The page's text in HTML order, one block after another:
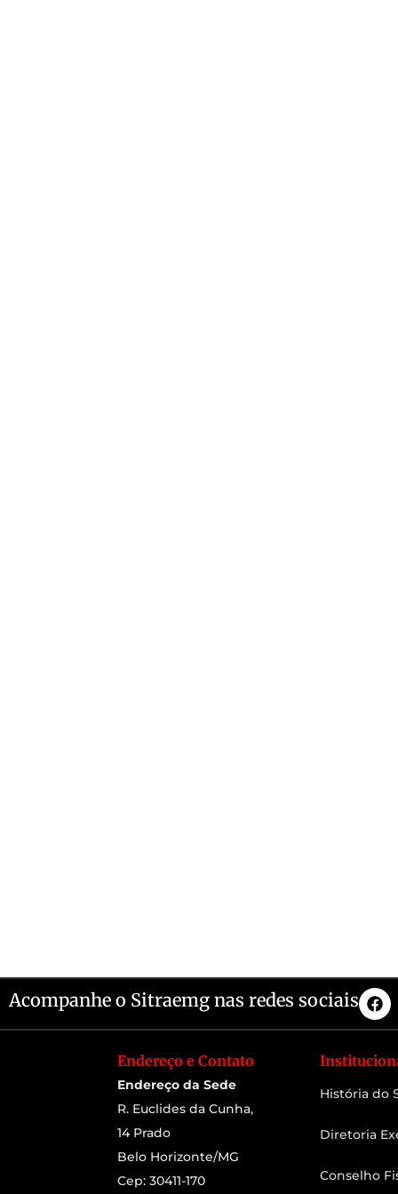
Acompanhe o Sitraemg nas redes sociais
Endereço e Contato
Endereço da Sede
R. Euclides da Cunha,
14 Prado
Belo Horizonte/MG
Cep: 30411-170
História do
Diretoria
Conselho